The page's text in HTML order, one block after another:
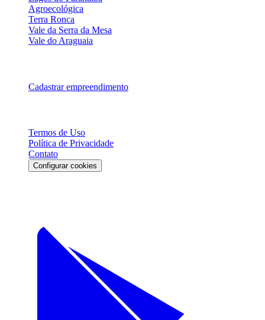
Agroecológica
Terra Ronca
Vale da Serra da Mesa
Vale do Araguaia
Cadastrar empreendimento
Termos de Uso
Política de Privacidade
Contato
Configurar cookies